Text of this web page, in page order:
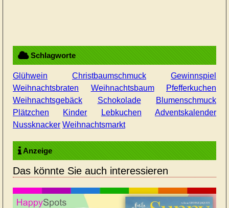
Schlagworte
Glühwein Christbaumschmuck
Gewinnspiel
Weihnachtsbraten
Weihnachtsbaum
Pfefferkuchen
Weihnachtsgebäck
Schokolade
Blumenschmuck
Plätzchen
Kinder Lebkuchen
Adventskalender
Nussknacker Weihnachtsmarkt
Anzeige
Das könnte Sie auch interessieren